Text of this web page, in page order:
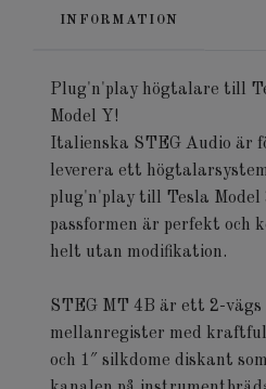
INFORMATION
Plug'n'play högtalare till
Model Y!
Italienska STEG Audio är
leverera ett
plug'n'play till Tesla Model
passformen är perfekt och
helt utan modifikation.
STEG MT 4B är ett 2-vägs
mellanregister med
och 1″ silkdome diskant